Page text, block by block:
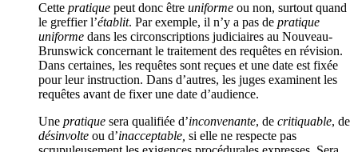
Cette pratique peut donc être uniforme ou non, surtout quand
le greffier l’établit. Par exemple, il n’y a pas de pratique
uniforme dans les circonscriptions judiciaires au Nouveau-
Brunswick concernant le traitement des requêtes en révision.
Dans certaines, les requêtes sont reçues et une date est fixée
pour leur instruction. Dans d’autres, les juges examinent les
requêtes avant de fixer une date d’audience.
Une pratique sera qualifiée d’inconvenante, de critiquable, de
désinvolte ou d’inacceptable, si elle ne respecte pas